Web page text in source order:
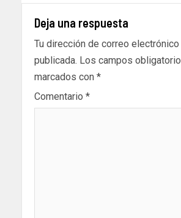
Deja una respuesta
Tu dirección de correo
publicada. Los campos
marcados con *
Comentario *